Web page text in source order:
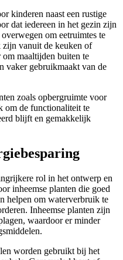
kinderen naast een rustige
dat iedereen in het gezin zijn
om eetruimtes te
vanuit de keuken of
maaltijden buiten te
vaker gebruikmaakt van de
zoals opbergruimte voor
om de functionaliteit te
blijft en gemakkelijk
rol in het ontwerp en
inheemse planten die goed
helpen om waterverbruik te
Inheemse planten zijn
waardoor er minder
worden gebruikt bij het